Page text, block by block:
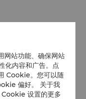
网站功能、确保网站
化内容和广告。点
Cookie。您可以随
偏好。 关于我
设置的更多